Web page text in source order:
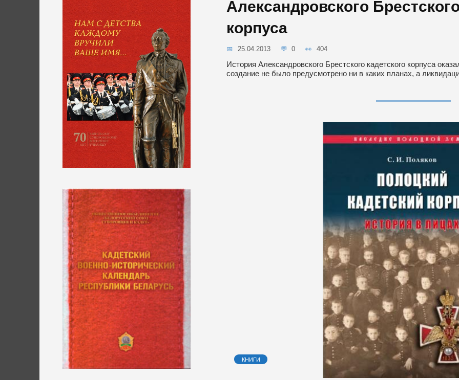
Александровского
корпуса
25.04.2013 0 404
История Александровского Брестского кадетского корпуса
создание не было предусмотрено ни в каких планах, а
КНИГИ